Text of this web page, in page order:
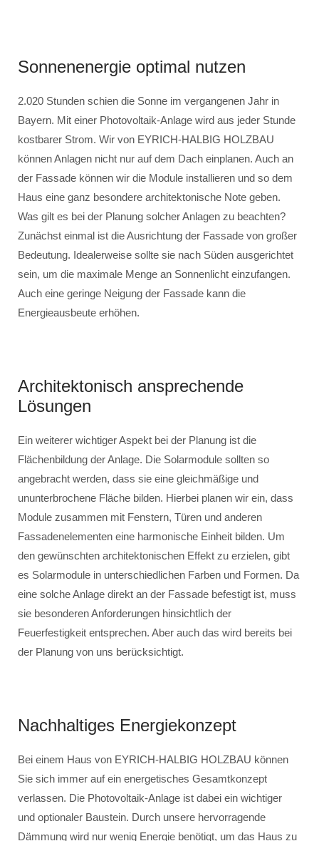
Sonnenenergie optimal nutzen
2.020 Stunden schien die Sonne im vergangenen Jahr in
Bayern. Mit einer Photovoltaik-Anlage wird aus jeder Stunde
kostbarer Strom. Wir von EYRICH-HALBIG HOLZBAU
können Anlagen nicht nur auf dem Dach einplanen. Auch an
der Fassade können wir die Module installieren und so dem
Haus eine ganz besondere architektonische Note geben.
Was gilt es bei der Planung solcher Anlagen zu beachten?
Zunächst einmal ist die Ausrichtung der Fassade von großer
Bedeutung. Idealerweise sollte sie nach Süden ausgerichtet
sein, um die maximale Menge an Sonnenlicht einzufangen.
Auch eine geringe Neigung der Fassade kann die
Energieausbeute erhöhen.
Architektonisch ansprechende
Lösungen
Ein weiterer wichtiger Aspekt bei der Planung ist die
Flächenbildung der Anlage. Die Solarmodule sollten so
angebracht werden, dass sie eine gleichmäßige und
ununterbrochene Fläche bilden. Hierbei planen wir ein, dass
Module zusammen mit Fenstern, Türen und anderen
Fassadenelementen eine harmonische Einheit bilden. Um
den gewünschten architektonischen Effekt zu erzielen, gibt
es Solarmodule in unterschiedlichen Farben und Formen. Da
eine solche Anlage direkt an der Fassade befestigt ist, muss
sie besonderen Anforderungen hinsichtlich der
Feuerfestigkeit entsprechen. Aber auch das wird bereits bei
der Planung von uns berücksichtigt.
Nachhaltiges Energiekonzept
Bei einem Haus von EYRICH-HALBIG HOLZBAU können
Sie sich immer auf ein energetisches Gesamtkonzept
verlassen. Die Photovoltaik-Anlage ist dabei ein wichtiger
und optionaler Baustein. Durch unsere hervorragende
Dämmung wird nur wenig Energie benötigt, um das Haus zu